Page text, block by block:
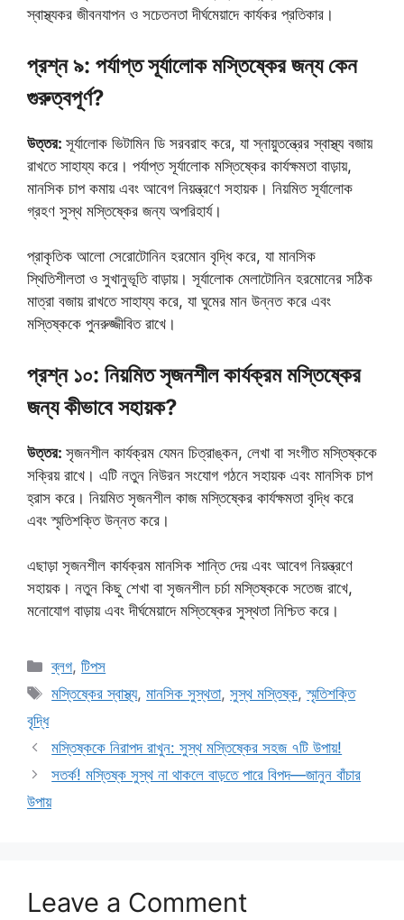
স্বাস্থ্যকর জীবনযাপন ও সচেতনতা দীর্ঘমেয়াদে কার্যকর প্রতিকার।
প্রশ্ন ৯: পর্যাপ্ত সূর্যালোক মস্তিষ্কের জন্য কেন
গুরুত্বপূর্ণ?
উত্তর: সূর্যালোক ভিটামিন ডি সরবরাহ করে, যা স্নায়ুতন্ত্রের স্বাস্থ্য বজায়
রাখতে সাহায্য করে। পর্যাপ্ত সূর্যালোক মস্তিষ্কের কার্যক্ষমতা বাড়ায়,
মানসিক চাপ কমায় এবং আবেগ নিয়ন্ত্রণে সহায়ক। নিয়মিত সূর্যালোক
গ্রহণ সুস্থ মস্তিষ্কের জন্য অপরিহার্য।
প্রাকৃতিক আলো সেরোটোনিন হরমোন বৃদ্ধি করে, যা মানসিক
স্থিতিশীলতা ও সুখানুভূতি বাড়ায়। সূর্যালোক মেলাটোনিন হরমোনের সঠিক
মাত্রা বজায় রাখতে সাহায্য করে, যা ঘুমের মান উন্নত করে এবং
মস্তিষ্ককে পুনরুজ্জীবিত রাখে।
প্রশ্ন ১০: নিয়মিত সৃজনশীল কার্যক্রম মস্তিষ্কের
জন্য কীভাবে সহায়ক?
উত্তর: সৃজনশীল কার্যক্রম যেমন চিত্রাঙ্কন, লেখা বা সংগীত মস্তিষ্ককে
সক্রিয় রাখে। এটি নতুন নিউরন সংযোগ গঠনে সহায়ক এবং মানসিক চাপ
হ্রাস করে। নিয়মিত সৃজনশীল কাজ মস্তিষ্কের কার্যক্ষমতা বৃদ্ধি করে
এবং স্মৃতিশক্তি উন্নত করে।
এছাড়া সৃজনশীল কার্যক্রম মানসিক শান্তি দেয় এবং আবেগ নিয়ন্ত্রণে
সহায়ক। নতুন কিছু শেখা বা সৃজনশীল চর্চা মস্তিষ্ককে সতেজ রাখে,
মনোযোগ বাড়ায় এবং দীর্ঘমেয়াদে মস্তিষ্কের সুস্থতা নিশ্চিত করে।
Categories
ব্লগ,টিপস
Tags
মস্তিষ্কের স্বাস্থ্য,মানসিক সুস্থতা,সুস্থ মস্তিষ্ক,স্মৃতিশক্তি
বৃদ্ধি
মস্তিষ্ককে নিরাপদ রাখুন: সুস্থ মস্তিষ্কের সহজ ৭টি উপায়!
সতর্ক! মস্তিষ্ক সুস্থ না থাকলে বাড়তে পারে বিপদ—জানুন বাঁচার
উপায়
Leave a Comment